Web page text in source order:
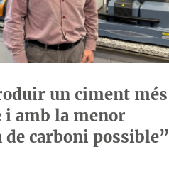
un ciment més
i amb la menor
carboni possible”